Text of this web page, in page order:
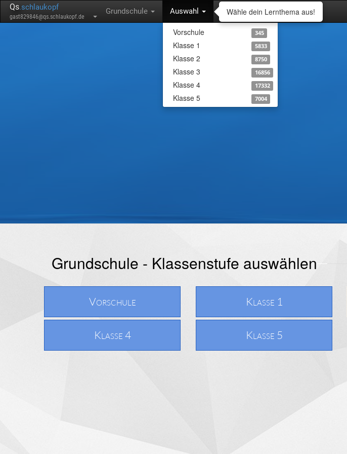
Qs.schlaukopf
gast829846@qs.schlaukopf.de
Grundschule Auswahl
Vorschule 345
Klasse 1 5833
Klasse 2 8750
Klasse 3 16856
Klasse 4 17332
Klasse 5 7004
Grundschule - Klassenstufe auswählen
Vorschule Klasse 1
Klasse 4 Klasse 5
Wähle dein Lernthema aus!